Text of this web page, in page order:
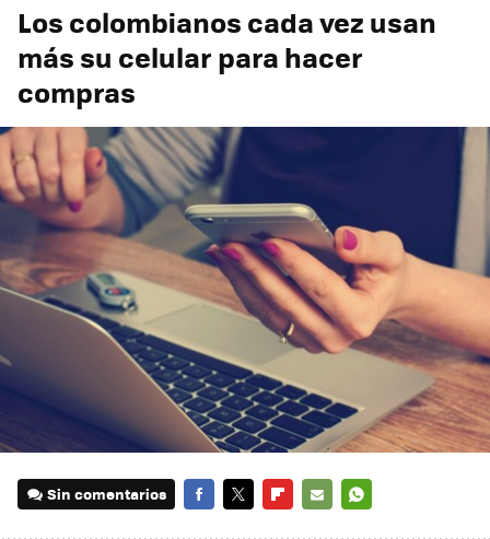
Los colombianos cada vez usan
más su celular para hacer
compras
Sin comentarios